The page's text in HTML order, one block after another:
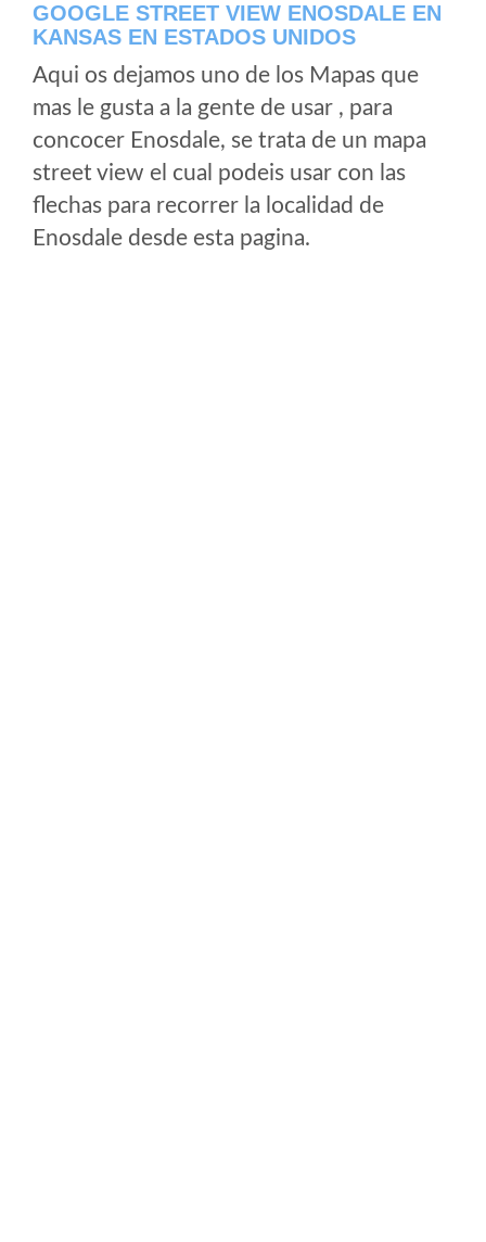
GOOGLE STREET VIEW ENOSDALE EN
KANSAS EN ESTADOS UNIDOS
Aqui os dejamos uno de los Mapas que
mas le gusta a la gente de usar , para
concocer Enosdale, se trata de un mapa
street view el cual podeis usar con las
flechas para recorrer la localidad de
Enosdale desde esta pagina.